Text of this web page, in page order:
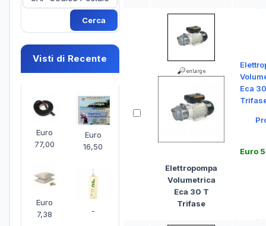
Visti di Recente
Euro
77,00
Euro
16,50
Euro
7,38
-
Elettropompa
Volumetrica
Eca 30 T
Trifase
Eca
Euro